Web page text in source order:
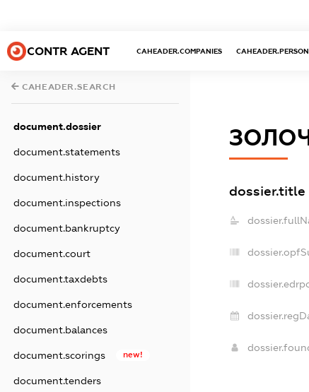
CONTR AGENT CAHEADER.COMPANIES
CAHEADER.SEARCH
document.dossier
document.statements
document.history
document.inspections
document.bankruptcy
document.court
document.taxdebts
document.enforcements
document.balances
document.scorings new!
document.tenders
dossier.title